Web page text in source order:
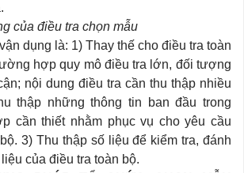
của điều tra chọn mẫu
dụng là: 1) Thay thế cho điều tra toàn
hợp quy mô điều tra lớn, đối tượng
nội dung điều tra cần thu thập nhiều
thập những thông tin ban đầu trong
cần thiết nhằm phục vụ cho yêu cầu
3) Thu thập số liệu để kiểm tra, đánh
của điều tra toàn bộ.